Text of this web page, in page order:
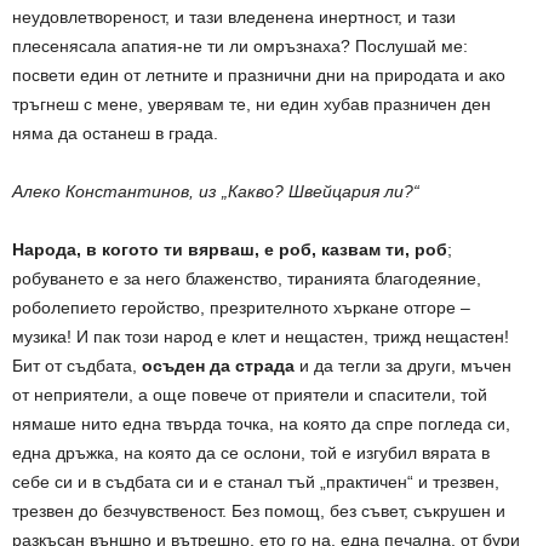
неудовлетвореност, и тази вледенена инертност, и тази
плесенясала апатия-не ти ли омръзнаха? Послушай ме:
посвети един от летните и празнични дни на природата и ако
тръгнеш с мене, уверявам те, ни един хубав празничен ден
няма да останеш в града.
Алеко Константинов, из „Какво? Швейцария ли?“
Народа, в когото ти вярваш, е роб, казвам ти, роб;
робуването е за него блаженство, тиранията благодеяние,
роболепието геройство, презрителното хъркане отгоре –
музика! И пак този народ е клет и нещастен, трижд нещастен!
Бит от съдбата, осъден да страда и да тегли за други, мъчен
от неприятели, а още повече от приятели и спасители, той
нямаше нито една твърда точка, на която да спре погледа си,
една дръжка, на която да се ослони, той е изгубил вярата в
себе си и в съдбата си и е станал тъй „практичен“ и трезвен,
трезвен до безчувственост. Без помощ, без съвет, съкрушен и
разкъсан външно и вътрешно, ето го на, една печална, от бури